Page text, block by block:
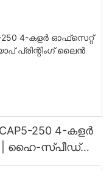
250 4-കളർ
| ഹൈ-സ്പീഡ്